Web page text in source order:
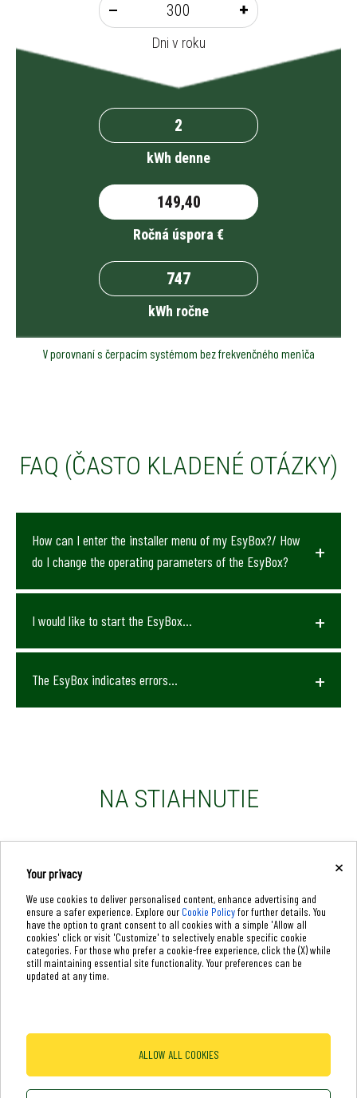
×
Your privacy
We use cookies to deliver personalised content, enhance advertising and
ensure a safer experience. Explore our Cookie Policyfor further details. You
have the option to grant consent to all cookies with a simple 'Allow all
cookies' click or visit 'Customize' to selectively enable specific cookie
categories. For those who prefer a cookie-free experience, click the (X) while
still maintaining essential site functionality. Your preferences can be
updated at any time.
ALLOW ALL COOKIES
Dni v roku
kWh denne
Ročná úspora €
kWh ročne
V porovnaní s čerpacím systémom bez frekvenčného meniča
FAQ (ČASTO KLADENÉ OTÁZKY)
How can I enter the installer menu of my EsyBox?/ How
do I change the operating parameters of the EsyBox?
I would like to start the EsyBox…
The EsyBox indicates errors…
NA STIAHNUTIE
Dab Pumps Spa © Via Marco Polo, 14 Mestrino Padova - Italy Fax
Terms of Use-Cookie Policy-Cookie Settings